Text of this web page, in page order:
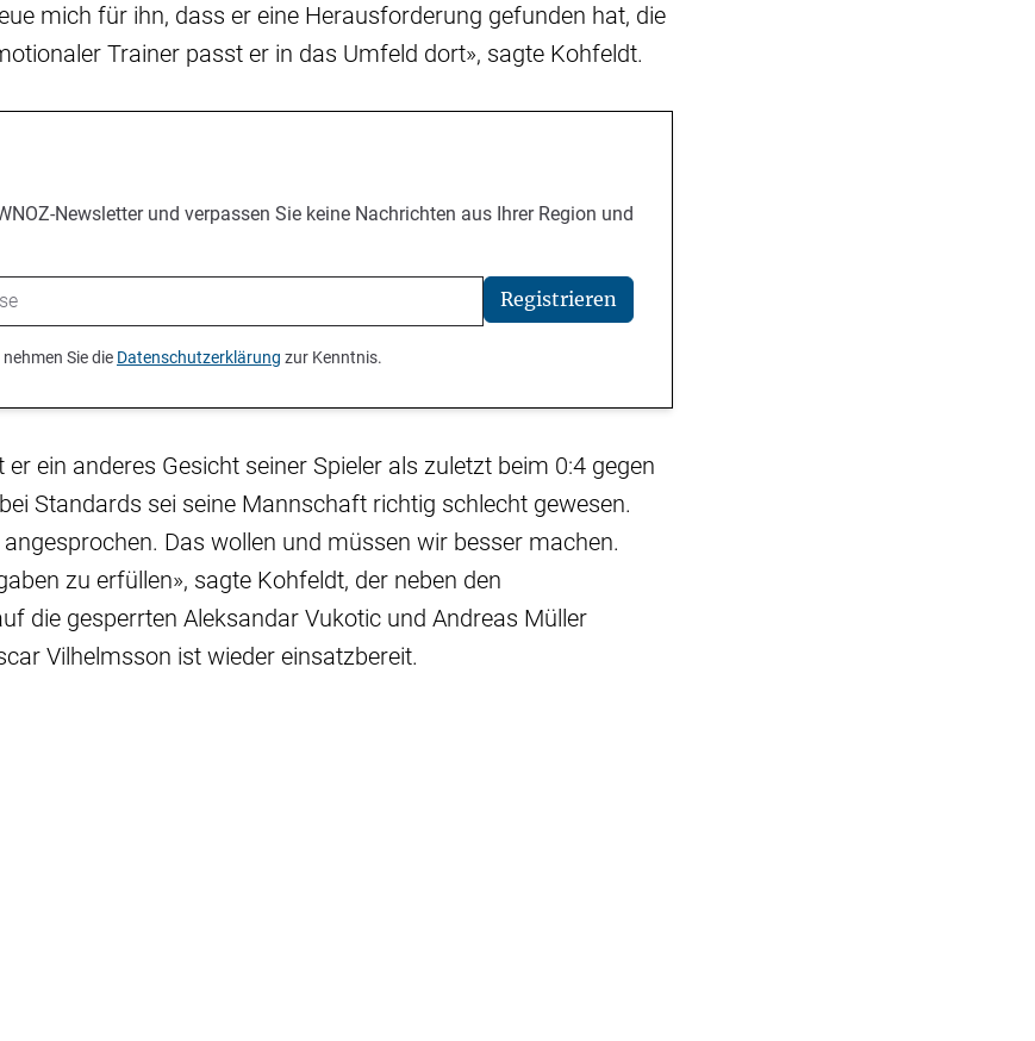
mich für ihn, dass er eine Herausforderung gefunden hat, die
Trainer passt er in das Umfeld dort», sagte Kohfeldt.
Newsletter und verpassen Sie keine Nachrichten aus Ihrer Region und
Registrieren
Sie die Datenschutzerklärung zur Kenntnis.
ein anderes Gesicht seiner Spieler als zuletzt beim 0:4 gegen
Standards sei seine Mannschaft richtig schlecht gewesen.
Das wollen und müssen wir besser machen.
zu erfüllen», sagte Kohfeldt, der neben den
die gesperrten Aleksandar Vukotic und Andreas Müller
Vilhelmsson ist wieder einsatzbereit.